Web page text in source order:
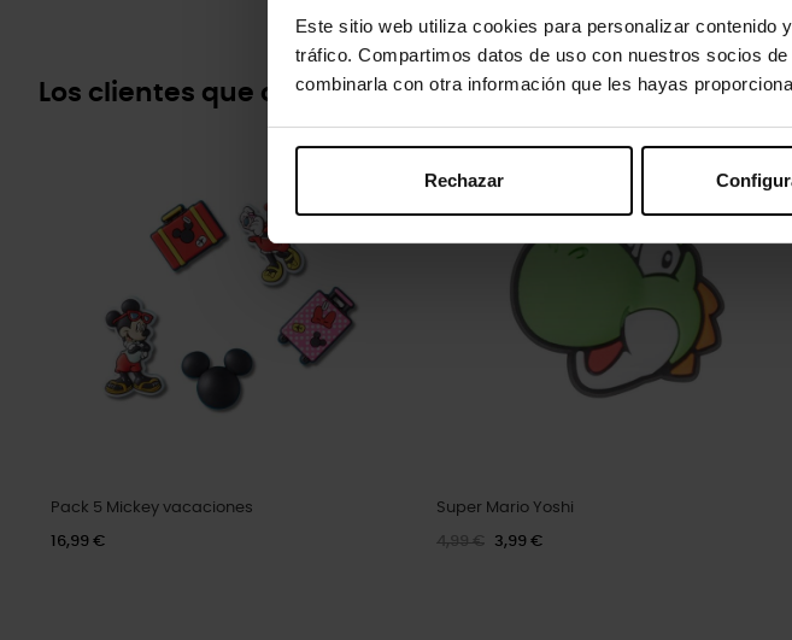
Este sitio web utiliza cookies para personalizar
tráfico. Compartimos datos de uso con nuestros socios
combinarla con otra información que les hayas
Rechazar
Los clientes que compraron este producto también
Pack 5 Mickey vacaciones
16,99 €
-20%
Super Mario Yoshi
4,99 € 3,99 €